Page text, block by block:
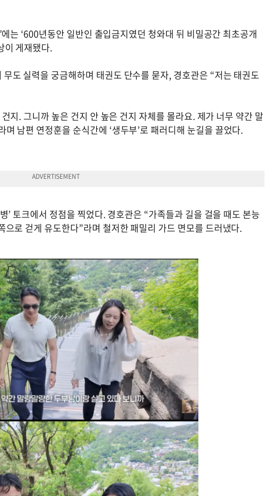
는 ‘600년동안 일반인 출입금지였던 청와대 뒤 비밀공간 최초공개
이 게재됐다.
도 실력을 궁금해하며 태권도 단수를 묻자, 경호관은 “저는 태권도
지. 그니까 높은 건지 안 높은 건지 자체를 몰라요. 제가 너무 약간 말
남편 연정훈을 순식간에 ‘생두부’로 패러디해 눈길을 끌었다.
’ 토크에서 정점을 찍었다. 경호관은 “가족들과 길을 걸을 때도 본능
로 걷게 유도한다”라며 철저한 패밀리 가드 면모를 드러냈다.